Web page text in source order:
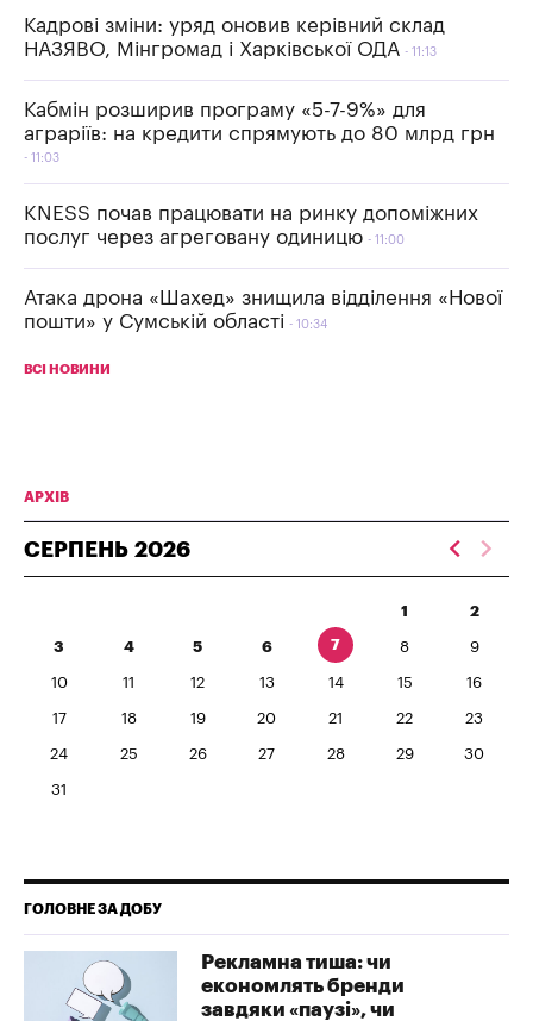
Кадрові зміни: уряд оновив керівний склад
НАЗЯВО, Мінгромад і Харківської ОДА
11:13
Кабмін розширив програму «5-7-9%» для
аграріїв: на кредити спрямують до 80 млрд грн
11:03
KNESS почав працювати на ринку допоміжних
послуг через агреговану одиницю
11:00
Атака дрона «Шахед» знищила відділення «Нової
пошти» у Сумській області
10:34
ВСІ НОВИНИ
АРХІВ
СЕРПЕНЬ 2026
1 2
3 4 5 6 7 8 9
10 11 12 13 14 15 16
17 18 19 20 21 22 23
24 25 26 27 28 29 30
31
ГОЛОВНЕ ЗА ДОБУ
Рекламна тиша: чи
економлять бренди
завдяки «паузі», чи